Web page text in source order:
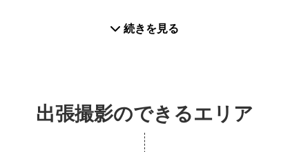
り、販促用グッズ製作撮影、商品物撮りなど、様々なシ
のメッセージをいただけましたら、サンプル写真をお見せ
続きを見る
出張撮影のできるエリア